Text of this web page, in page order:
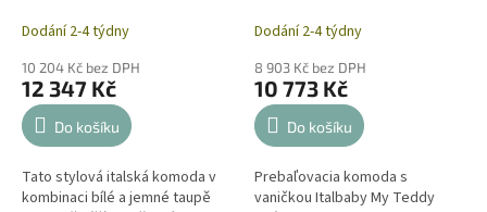
Dodání 2-4 týdny
10 204 Kč bez DPH
12 347 Kč
Do košíku
Tato stylová italská komoda v
kombinaci bílé a jemné taupě
Dodání 2-4 týdny
8 903 Kč bez DPH
10 773 Kč
Do košíku
Prebaľovacia komoda s
vaničkou Italbaby My Teddy